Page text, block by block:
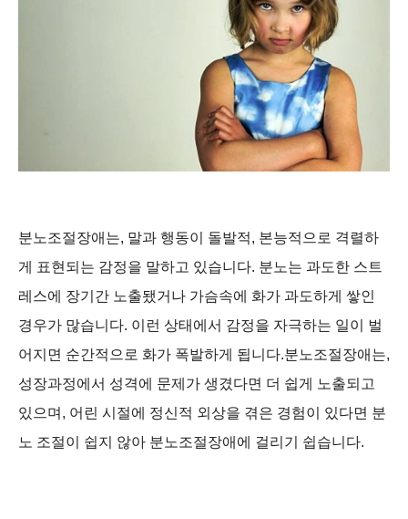
분노조절장애는, 말과 행동이 돌발적, 본능적으로 격렬하
게 표현되는 감정을 말하고 있습니다. 분노는 과도한 스트
레스에 장기간 노출됐거나 가슴속에 화가 과도하게 쌓인
경우가 많습니다. 이런 상태에서 감정을 자극하는 일이 벌
어지면 순간적으로 화가 폭발하게 됩니다.분노조절장애는,
성장과정에서 성격에 문제가 생겼다면 더 쉽게 노출되고
있으며, 어린 시절에 정신적 외상을 겪은 경험이 있다면 분
노 조절이 쉽지 않아 분노조절장애에 걸리기 쉽습니다.